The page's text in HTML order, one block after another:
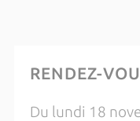
RENDEZ-
Du lundi 18